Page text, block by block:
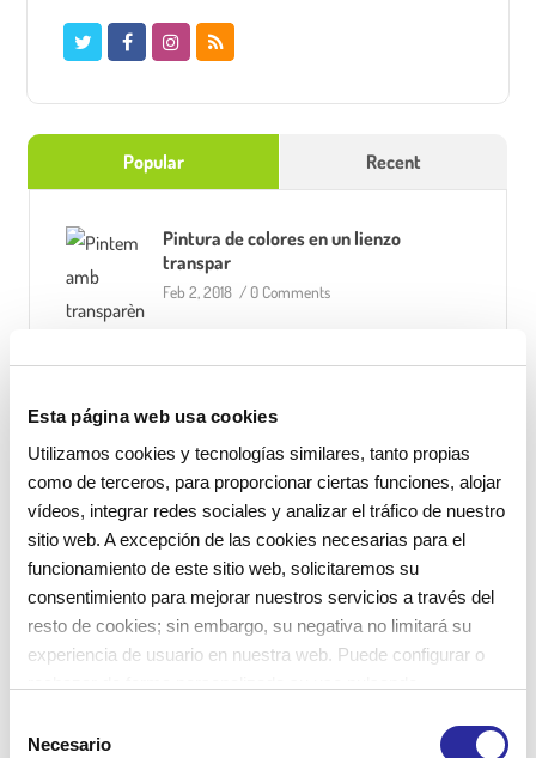
Esta página web usa cookies
Utilizamos cookies y tecnologías similares, tanto propias
como de terceros, para proporcionar ciertas funciones, alojar
vídeos, integrar redes sociales y analizar el tráfico de nuestro
sitio web. A excepción de las cookies necesarias para el
funcionamiento de este sitio web, solicitaremos su
consentimiento para mejorar nuestros servicios a través del
resto de cookies; sin embargo, su negativa no limitará su
experiencia de usuario en nuestra web. Puede configurar o
nuestraPolítica de Cookies
Necesario
Popular Recent
Pintura de colores en un lienzo
transpar
Feb 2, 2018 /0 Comments
moment
El descanso de los bebés de 1-2 años.
Abr 18, 2017/0 Comments
Categorías